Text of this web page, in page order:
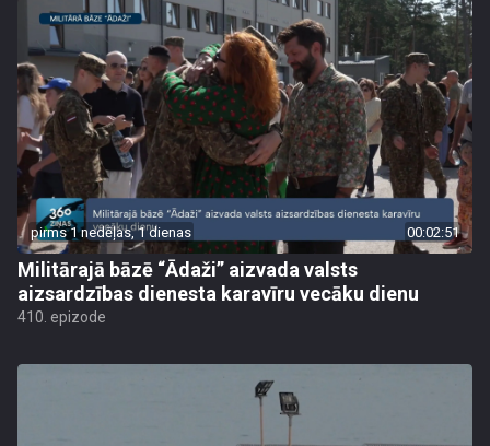
pirms 1 nedēļas, 1 dienas 00:02:51
Militārajā bāzē “Ādaži” aizvada valsts
aizsardzības dienesta karavīru vecāku dienu
410. epizode